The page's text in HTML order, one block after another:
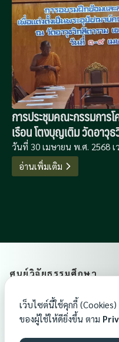
การประชุมคณะกรรมกา
เรือน โตงบุญเติม วัดอาวุ
วันที่ 30 เมษายน พ.ศ. 2568
อ่านเพิ่มเติม
ศูนย์วิจัยธรรมศึกษา
ศูนย์วิจัยธรรมศึกษา เป็นศูนย์ก
ส่งเสริมคุณธรรม จริยธรรม แล
เพื่อสร้างสังคมที่มีความสงบสุข
เว็บไซต์นี้ใช้คุกกี้
ของผู้ใช้ให้ดียิ่งขึ้น ตาม